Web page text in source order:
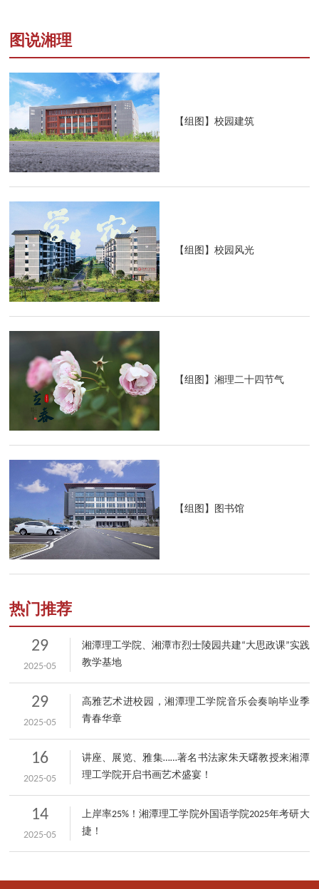
图说湘理
【组图】校园建筑
【组图】校园风光
【组图】湘理二十四节气
【组图】图书馆
热门推荐
29
2025-05
湘潭理工学院、湘潭市烈士陵园共建“大思政课”实践
教学基地
29
2025-05
高雅艺术进校园，湘潭理工学院音乐会奏响毕业季
青春华章
16
2025-05
讲座、展览、雅集……著名书法家朱天曙教授来湘潭
理工学院开启书画艺术盛宴！
14
2025-05
上岸率25%！湘潭理工学院外国语学院2025年考研大
捷！